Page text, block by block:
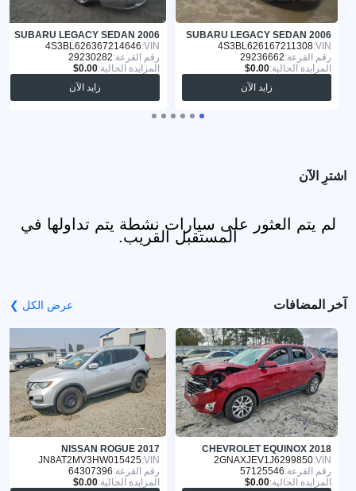
SUBARU LEGACY SEDAN 2006
VIN:
4S3BL626167211308
رقم القرعة:29236662
المزايدة الحالية:
زايد الآن
SUBARU LEGACY SEDAN 2006
VIN:
4S3BL626367214646
رقم القرعة:29230282
المزايدة الحالية:
زايد الآن
اشترِ الآن
لم يتم العثور على سيارات نشطة يتم تداولها في
المستقبل القريب.
آخر المضافات عرض الكل ❯
CHEVROLET EQUINOX 2018
VIN:
2GNAXJEV1J6299850
رقم القرعة:57125546
المزايدة الحالية:
NISSAN ROGUE 2017
VIN:
JN8AT2MV3HW015425
رقم القرعة:64307396
المزايدة الحالية: